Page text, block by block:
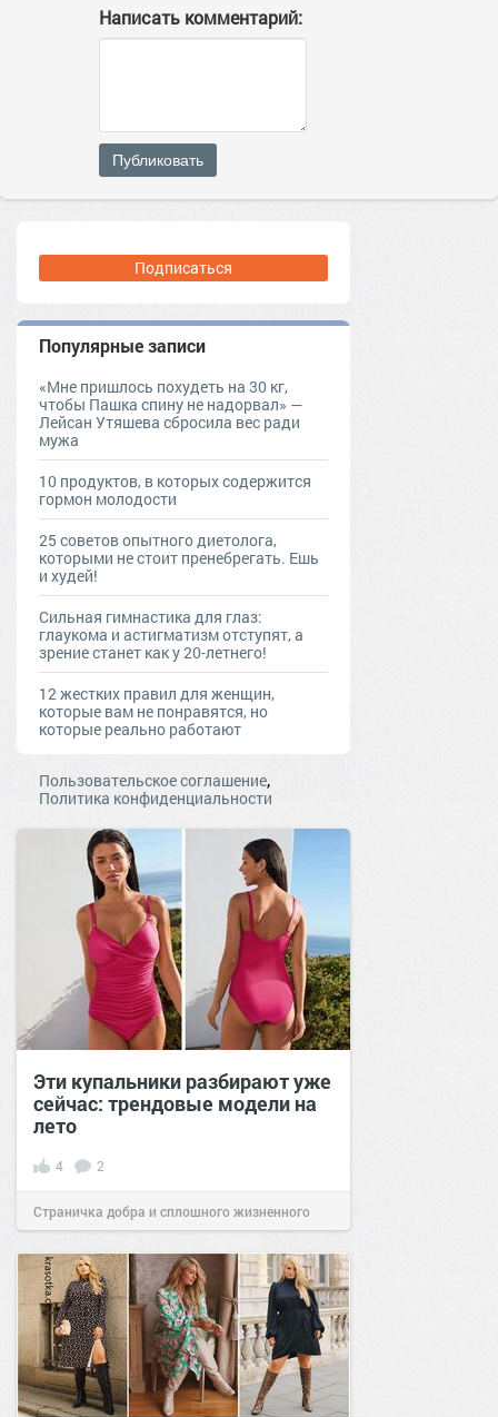
Написать комментарий:
Публиковать
Подписаться
Популярные записи
«Мне пришлось похудеть на 30 кг,
чтобы Пашка спину не надорвал» —
Лейсан Утяшева сбросила вес ради
мужа
10 продуктов, в которых содержится
гормон молодости
25 советов опытного диетолога,
которыми не стоит пренебрегать. Ешь
и худей!
Сильная гимнастика для глаз:
глаукома и астигматизм отступят, а
зрение станет как у 20-летнего!
12 жестких правил для женщин,
которые вам не понравятся, но
которые реально работают
Пользовательское соглашение,
Политика конфиденциальности
Эти купальники разбирают уже
сейчас: трендовые модели на
лето
4 2
Страничка добра и сплошного жизненного
позитива!18:3801 июл 2026